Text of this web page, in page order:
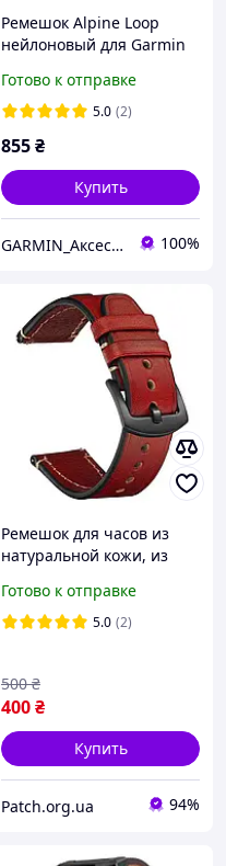
Ремешок Alpine Loop
нейлоновый для Garmin
мм
Готово к отправке
5.0 (2)
855₴
Купить
GARMIN_Аксесуари 100%
Ремешок для часов из
натуральной кожи, из
замены 22 мм Красный
Готово к отправке
5.0 (2)
400₴
500 ₴
Купить
Patch.org.ua 94%